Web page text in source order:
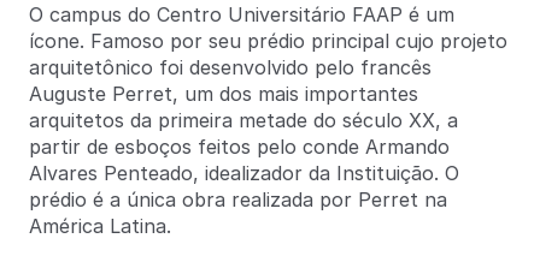
O campus do Centro Universitário FAAP é um
ícone. Famoso por seu prédio principal cujo projeto
arquitetônico foi desenvolvido pelo francês
Auguste Perret, um dos mais importantes
arquitetos da primeira metade do século XX, a
partir de esboços feitos pelo conde Armando
Alvares Penteado, idealizador da Instituição. O
prédio é a única obra realizada por Perret na
América Latina.